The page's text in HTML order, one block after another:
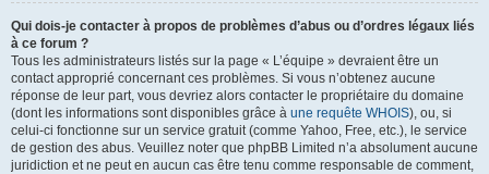
Qui dois-je contacter à propos de problèmes d’abus ou d’ordres légaux liés
à ce forum ?
Tous les administrateurs listés sur la page « L’équipe » devraient être un
contact approprié concernant ces problèmes. Si vous n’obtenez aucune
réponse de leur part, vous devriez alors contacter le propriétaire du domaine
(dont les informations sont disponibles grâce à une requête WHOIS), ou, si
celui-ci fonctionne sur un service gratuit (comme Yahoo, Free, etc.), le service
de gestion des abus. Veuillez noter que phpBB Limited n’a absolument aucune
juridiction et ne peut en aucun cas être tenu comme responsable de comment,